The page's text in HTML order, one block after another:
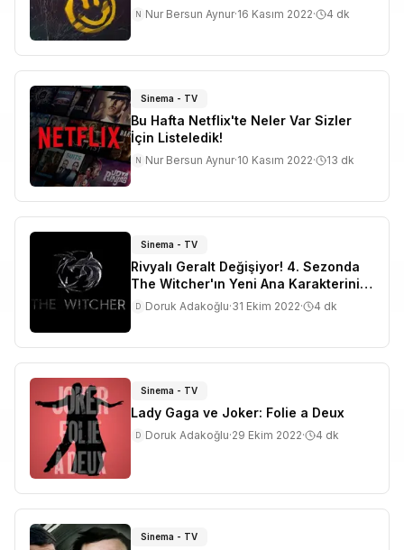
N Nur Bersun Aynur·16 Kasım 2022· 4 dk
Sinema - TV
Bu Hafta Netflix'te Neler Var Sizler
İçin Listeledik!
N Nur Bersun Aynur·10 Kasım 2022· 13 dk
Sinema - TV
Rivyalı Geralt Değişiyor! 4. Sezonda
The Witcher'ın Yeni Ana Karakterini
Öğrenmek İçin Okuyun!
D Doruk Adakoğlu·31 Ekim 2022· 4 dk
Sinema - TV
Lady Gaga ve Joker: Folie a Deux
D Doruk Adakoğlu·29 Ekim 2022· 4 dk
Sinema - TV